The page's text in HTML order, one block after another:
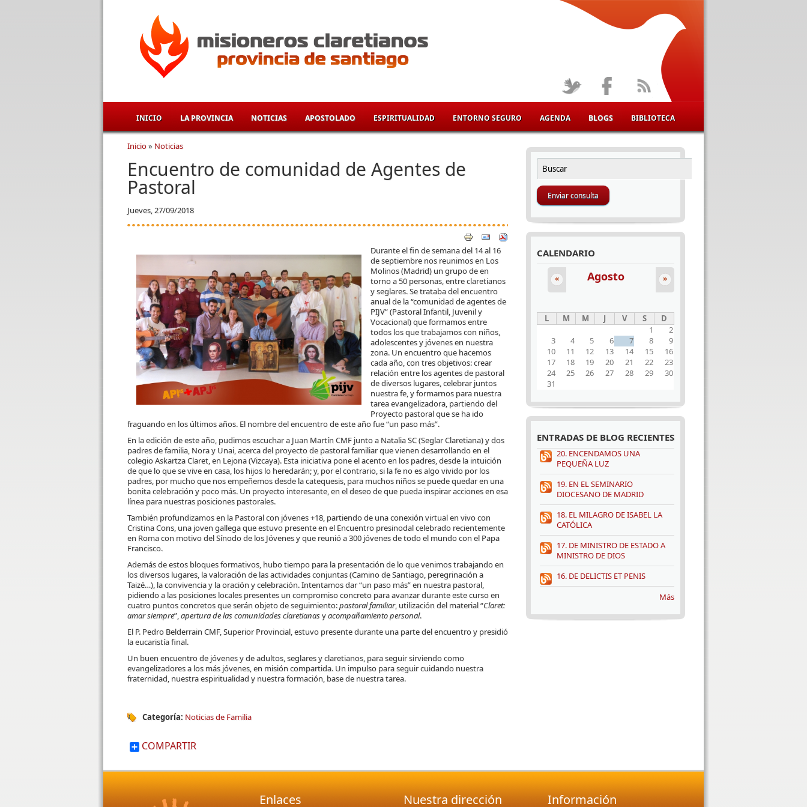
INICIO LA PROVINCIA NOTICIAS APOSTOLADO ESPIRITUALIDAD ENTORNO SEGURO AGENDA BLOGS BIBLIOTECA
Se encuentra usted aquí
Inicio» Noticias
Encuentro de comunidad de Agentes de
Pastoral
Jueves, 27/09/2018
Durante el fin de semana del 14 al 16
de septiembre nos reunimos en Los
Molinos (Madrid) un grupo de en
torno a 50 personas, entre claretianos
y seglares. Se trataba del encuentro
anual de la “comunidad de agentes de
PIJV” (Pastoral Infantil, Juvenil y
Vocacional) que formamos entre
todos los que trabajamos con niños,
adolescentes y jóvenes en nuestra
zona. Un encuentro que hacemos
cada año, con tres objetivos: crear
relación entre los agentes de pastoral
de diversos lugares, celebrar juntos
nuestra fe, y formarnos para nuestra
tarea evangelizadora, partiendo del
Proyecto pastoral que se ha ido
fraguando en los últimos años. El nombre del encuentro de este año fue “un paso más”.
En la edición de este año, pudimos escuchar a Juan Martín CMF junto a Natalia SC (Seglar Claretiana) y dos
padres de familia, Nora y Unai, acerca del proyecto de pastoral familiar que vienen desarrollando en el
colegio Askartza Claret, en Lejona (Vizcaya). Esta iniciativa pone el acento en los padres, desde la intuición
de que lo que se vive en casa, los hijos lo heredarán; y, por el contrario, si la fe no es algo vivido por los
padres, por mucho que nos empeñemos desde la catequesis, para muchos niños se puede quedar en una
bonita celebración y poco más. Un proyecto interesante, en el deseo de que pueda inspirar acciones en esa
línea para nuestras posiciones pastorales.
También profundizamos en la Pastoral con jóvenes +18, partiendo de una conexión virtual en vivo con
Cristina Cons, una joven gallega que estuvo presente en el Encuentro presinodal celebrado recientemente
en Roma con motivo del Sínodo de los Jóvenes y que reunió a 300 jóvenes de todo el mundo con el Papa
Francisco.
Además de estos bloques formativos, hubo tiempo para la presentación de lo que venimos trabajando en
los diversos lugares, la valoración de las actividades conjuntas (Camino de Santiago, peregrinación a
Taizé…), la convivencia y la oración y celebración. Intentamos dar “un paso más” en nuestra pastoral,
pidiendo a las posiciones locales presentes un compromiso concreto para avanzar durante este curso en
cuatro puntos concretos que serán objeto de seguimiento:pastoral familiar, utilización del material “Claret:
amar siempre”,apertura de las comunidades claretianasyacompañamiento personal.
El P. Pedro Belderrain CMF, Superior Provincial, estuvo presente durante una parte del encuentro y presidió
la eucaristía final.
Un buen encuentro de jóvenes y de adultos, seglares y claretianos, para seguir sirviendo como
evangelizadores a los más jóvenes, en misión compartida. Un impulso para seguir cuidando nuestra
fraternidad, nuestra espiritualidad y nuestra formación, base de nuestra tarea.
Categoría: Noticias de Familia
COMPARTIR
FORMULARIO DE BÚSQUEDA
Buscar
CALENDARIO
Agosto
« »
L M M J V S
D
1
2
3
4 5 6 7 8
9
10
11 12 13 14 15
16
17
18 19 20 21 22
23
24
25 26 27 28 29
30
31
ENTRADAS DE BLOG RECIENTES
20. ENCENDAMOS UNA
PEQUEÑA LUZ
19. EN EL SEMINARIO
DIOCESANO DE MADRID
18. EL MILAGRO DE ISABEL LA
CATÓLICA
17. DE MINISTRO DE ESTADO A
MINISTRO DE DIOS
16. DE DELICTIS ET PENIS
Más
Enlaces Nuestra dirección Información